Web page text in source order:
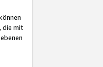
die mit